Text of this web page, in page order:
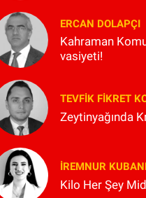
ERCAN DOLAPÇI
Kahraman
vasiyeti!
TEVFIK FIKRET
Zeytinyağında
İREMNUR
Kilo Her Şey